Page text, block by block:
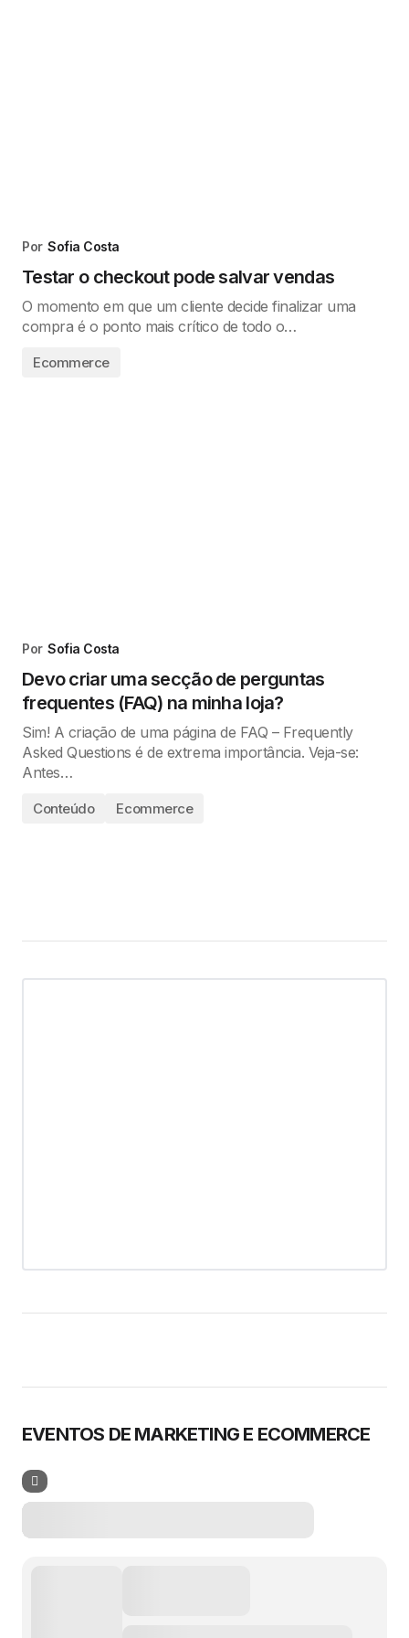
Por Sofia Costa
Testar o checkout pode salvar vendas
O momento em que um cliente decide finalizar uma
compra é o ponto mais crítico de todo o…
Ecommerce
Por Sofia Costa
Devo criar uma secção de perguntas
frequentes (FAQ) na minha loja?
Sim! A criação de uma página de FAQ – Frequently
Asked Questions é de extrema importância. Veja-se:
Antes…
Conteúdo Ecommerce
EVENTOS DE MARKETING E ECOMMERCE